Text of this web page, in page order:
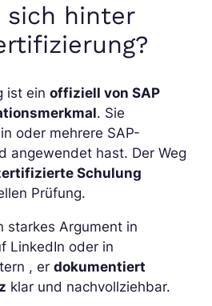
sich hinter
ist ein offiziell von SAP
. Sie
oder mehrere SAP-
angewendet hast. Der Weg
Schulung
Prüfung.
starkes Argument in
LinkedIn oder in
, er dokumentiert
klar und nachvollziehbar.